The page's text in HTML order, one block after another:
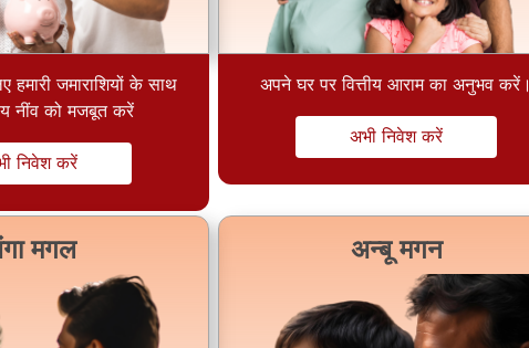
हमारी जमाराशियों के साथ
नींव को मजबूत करें
निवेश करें
अपने घर पर वित्तीय आराम का अनुभव करें।
अभी निवेश करें
मगल अन्बू मगन